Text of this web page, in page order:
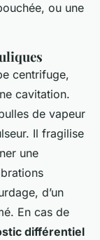
ou une
centrifuge,
cavitation.
de vapeur
Il fragilise
une
d’un
En cas de
différentiel